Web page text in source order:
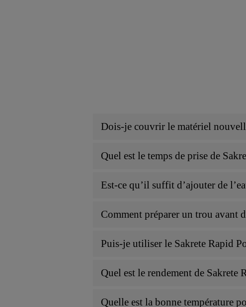
Dois-je couvrir le matériel
Quel est le temps de prise de
Est-ce qu’il suffit d’ajouter de
Comment préparer un trou avant
Puis-je utiliser le Sakrete Rapid
Quel est le rendement de Sakrete
Quelle est la bonne température